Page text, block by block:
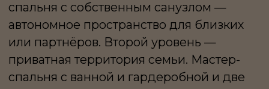
персонала органично интегрирован
участка.
Инфраструктура поселка дополняет
частную среду: прогулочные маршруты,
каскад прудов, зоны отдыха с беседками,